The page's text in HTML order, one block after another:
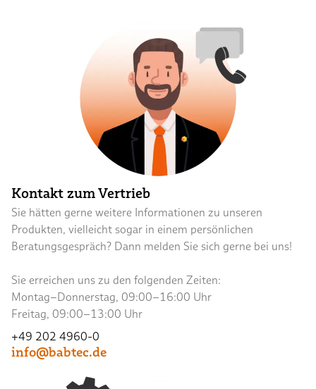
Kontakt zum Vertrieb
Sie hätten gerne weitere Informationen zu unseren
Produkten, vielleicht sogar in einem persönlichen
Beratungsgespräch? Dann melden Sie sich gerne bei uns!
Sie erreichen uns zu den folgenden Zeiten:
Montag–Donnerstag, 09:00–16:00 Uhr
Freitag, 09:00–13:00 Uhr
+49 202 4960-0
info@babtec.de